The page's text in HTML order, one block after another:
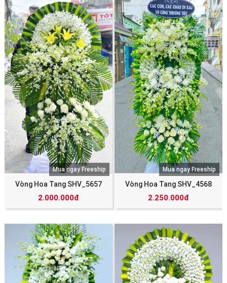
Vòng Hoa Tang SHV_5657
2.000.000đ
Mua ngay Freeship
Vòng Hoa Tang SHV_4568
2.250.000đ
Mua ngay Freeship